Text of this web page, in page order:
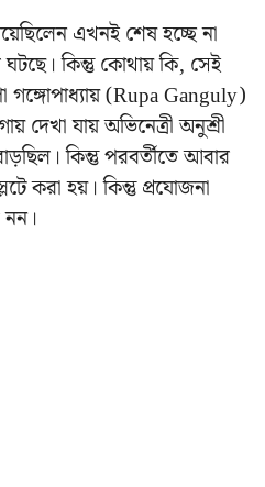
এখনই শেষ হচ্ছে না
ঘটছে। কিন্তু কোথায় কি, সেই
গঙ্গোপাধ্যায় (Rupa Ganguly)
দেখা যায় অভিনেত্রী অনুশ্রী
কিন্তু পরবর্তীতে আবার
করা হয়। কিন্তু প্রযোজনা
নন।